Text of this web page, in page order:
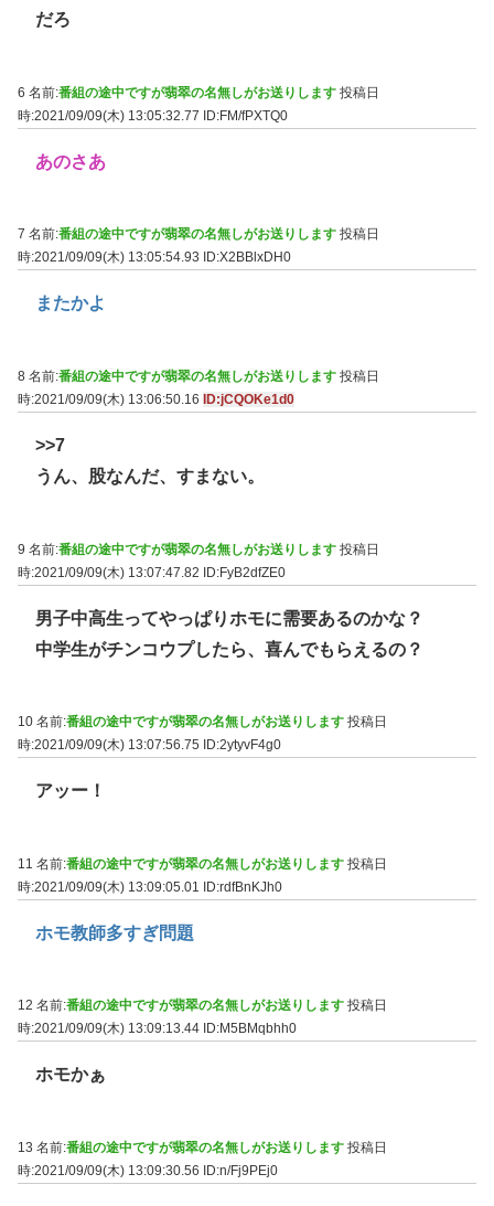
だろ
6 名前:番組の途中ですが翡翠の名無しがお送りします 投稿日
時:2021/09/09(木) 13:05:32.77 ID:FM/fPXTQ0
あのさあ
7 名前:番組の途中ですが翡翠の名無しがお送りします 投稿日
時:2021/09/09(木) 13:05:54.93
ID:X2BBlxDH0
またかよ
8 名前:番組の途中ですが翡翠の名無しがお送りします 投稿日
時:2021/09/09(木) 13:06:50.16
ID:jCQOKe1d0
>>7
うん、股なんだ、すまない。
9 名前:番組の途中ですが翡翠の名無しがお送りします 投稿日
時:2021/09/09(木) 13:07:47.82 ID:FyB2dfZE0
男子中高生ってやっぱりホモに需要あるのかな？
中学生がチンコウプしたら、喜んでもらえるの？
10 名前:番組の途中ですが翡翠の名無しがお送りします 投稿日
時:2021/09/09(木) 13:07:56.75
ID:2ytyvF4g0
アッー！
11 名前:番組の途中ですが翡翠の名無しがお送りします 投稿日
時:2021/09/09(木) 13:09:05.01 ID:rdfBnKJh0
ホモ教師多すぎ問題
12 名前:番組の途中ですが翡翠の名無しがお送りします 投稿日
時:2021/09/09(木) 13:09:13.44 ID:M5BMqbhh0
ホモかぁ
13 名前:番組の途中ですが翡翠の名無しがお送りします 投稿日
時:2021/09/09(木) 13:09:30.56
ID:n/Fj9PEj0